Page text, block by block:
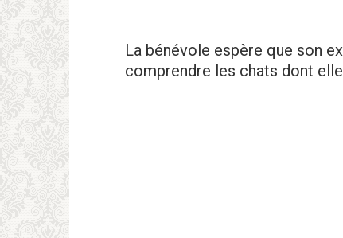
La bénévole espère que son
comprendre les chats dont